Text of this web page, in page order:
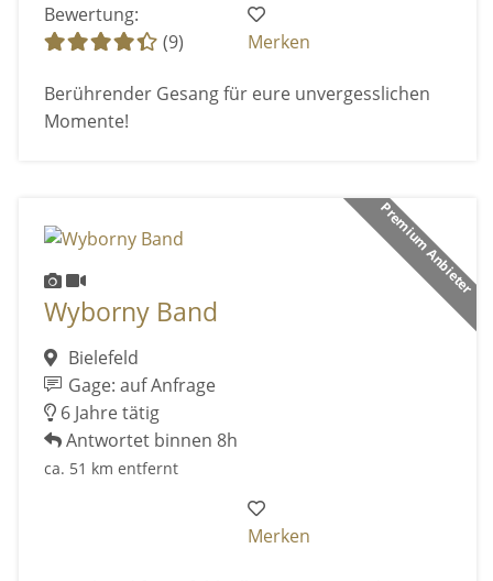
Bewertung:
(9)
Merken
Berührender Gesang für eure unvergesslichen
Momente!
Premium Anbieter
Wyborny Band
Bielefeld
Gage: auf Anfrage
6 Jahre tätig
Antwortet binnen 8h
ca. 51 km entfernt
Merken